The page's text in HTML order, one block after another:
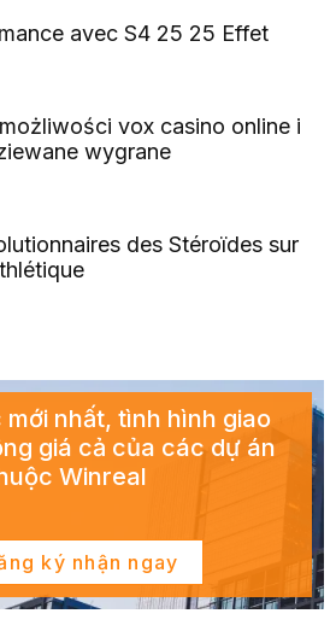
avec S4 25 25 Effet
vox casino online i
wygrane
des Stéroïdes sur
nhất, tình hình giao
giá cả của các dự án
Winreal
ký nhận ngay